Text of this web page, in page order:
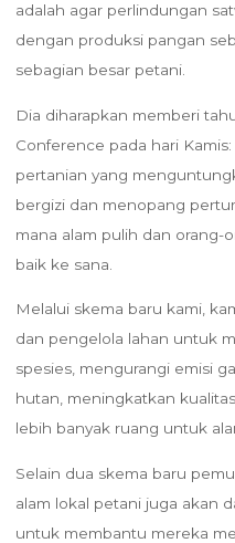
adalah agar perlindungan
dengan produksi pangan
sebagian besar petani.
Dia diharapkan memberi
Conference pada hari
pertanian yang
bergizi dan menopang
mana alam pulih dan orang-
baik ke sana.
Melalui skema baru kami,
dan pengelola lahan untuk
spesies, mengurangi emisi
hutan, meningkatkan
lebih banyak ruang untuk
Selain dua skema baru
alam lokal petani juga akan
untuk membantu mereka